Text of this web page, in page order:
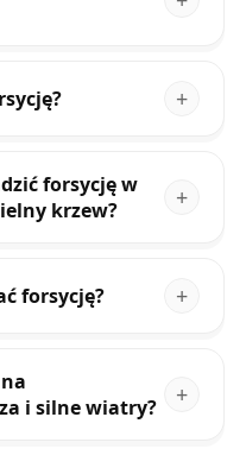
forsycję w
krzew?
forsycję?
i silne wiatry?